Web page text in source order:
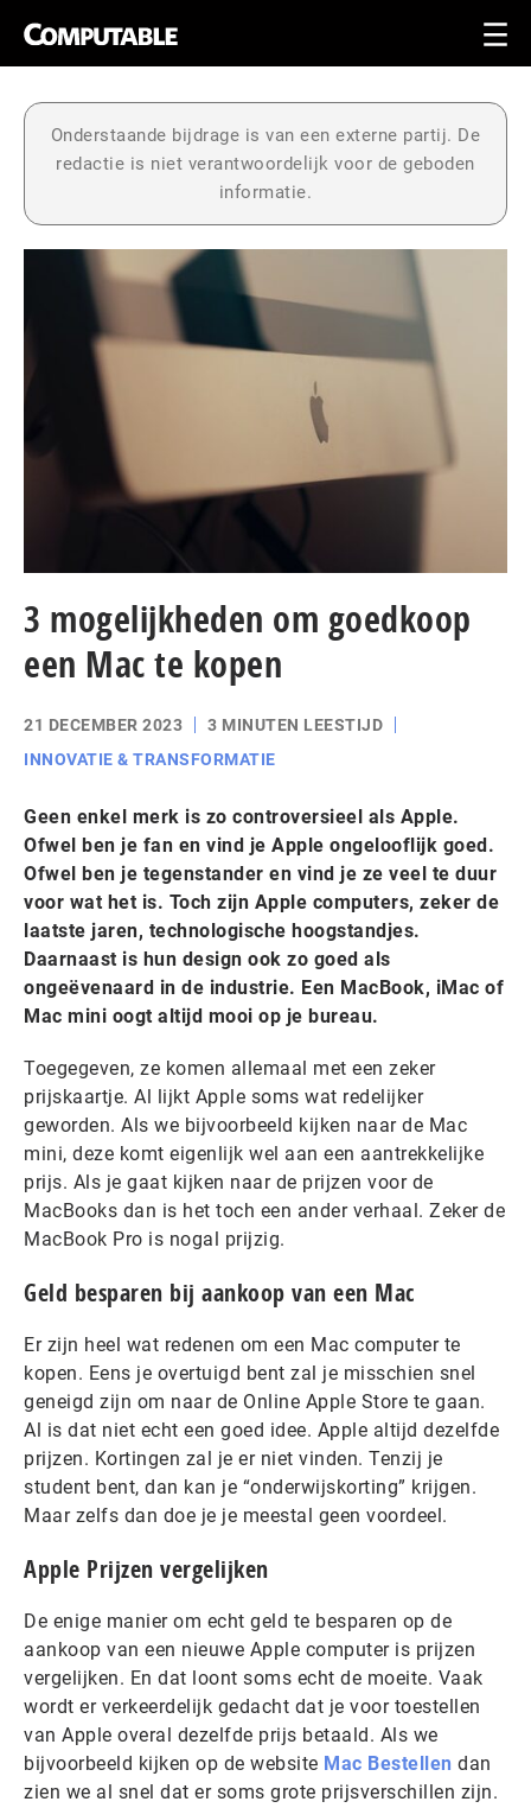
Onderstaande bijdrage is van een externe partij. De
redactie is niet verantwoordelijk voor de geboden
informatie.
3 mogelijkheden om goedkoop
een Mac te kopen
21 DECEMBER 2023
3 MINUTEN LEESTIJD
INNOVATIE & TRANSFORMATIE
Geen enkel merk is zo controversieel als Apple.
Ofwel ben je fan en vind je Apple ongelooflijk goed.
Ofwel ben je tegenstander en vind je ze veel te duur
voor wat het is. Toch zijn Apple computers, zeker de
laatste jaren, technologische hoogstandjes.
Daarnaast is hun design ook zo goed als
ongeëvenaard in de industrie. Een MacBook, iMac of
Mac mini oogt altijd mooi op je bureau.
Toegegeven, ze komen allemaal met een zeker
prijskaartje. Al lijkt Apple soms wat redelijker
geworden. Als we bijvoorbeeld kijken naar de Mac
mini, deze komt eigenlijk wel aan een aantrekkelijke
prijs. Als je gaat kijken naar de prijzen voor de
MacBooks dan is het toch een ander verhaal. Zeker de
MacBook Pro is nogal prijzig.
Geld besparen bij aankoop van een Mac
Er zijn heel wat redenen om een Mac computer te
kopen. Eens je overtuigd bent zal je misschien snel
geneigd zijn om naar de Online Apple Store te gaan.
Al is dat niet echt een goed idee. Apple altijd dezelfde
prijzen. Kortingen zal je er niet vinden. Tenzij je
student bent, dan kan je “onderwijskorting” krijgen.
Maar zelfs dan doe je je meestal geen voordeel.
Apple Prijzen vergelijken
De enige manier om echt geld te besparen op de
aankoop van een nieuwe Apple computer is prijzen
vergelijken. En dat loont soms echt de moeite. Vaak
wordt er verkeerdelijk gedacht dat je voor toestellen
van Apple overal dezelfde prijs betaald. Als we
bijvoorbeeld kijken op de website Mac Bestellen dan
zien we al snel dat er soms grote prijsverschillen zijn.